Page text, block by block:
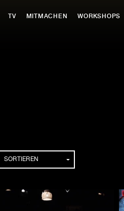
TV MITMACHEN WORKSHOPS
SORTIEREN